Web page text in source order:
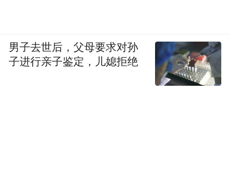
男子去世后，父母要求对孙
子进行亲子鉴定，儿媳拒绝